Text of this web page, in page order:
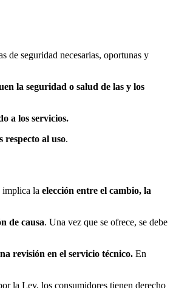
de seguridad necesarias, oportunas y
la seguridad o salud de las y los
a los servicios.
respecto al uso.
implica la elección entre el cambio, la
de causa. Una vez que se ofrece, se debe
revisión en el servicio técnico. En
la Ley, los consumidores tienen derecho